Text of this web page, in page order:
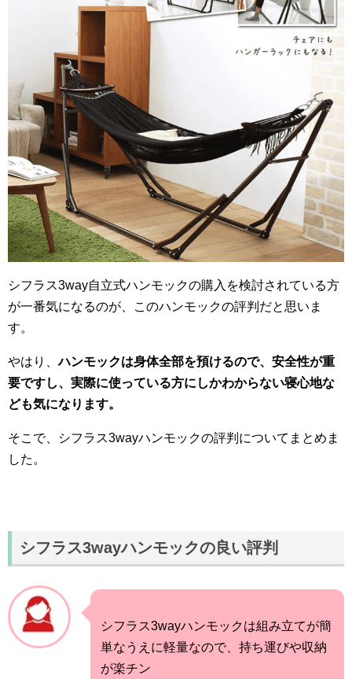
シフラス3way自立式ハンモックの購入を検討されている方
が一番気になるのが、このハンモックの評判だと思いま
す。
やはり、ハンモックは身体全部を預けるので、安全性が重
要ですし、実際に使っている方にしかわからない寝心地な
ども気になります。
そこで、シフラス3wayハンモックの評判についてまとめま
した。
シフラス3wayハンモックの良い評判
シフラス3wayハンモックは組み立てが簡
単なうえに軽量なので、持ち運びや収納
が楽チン